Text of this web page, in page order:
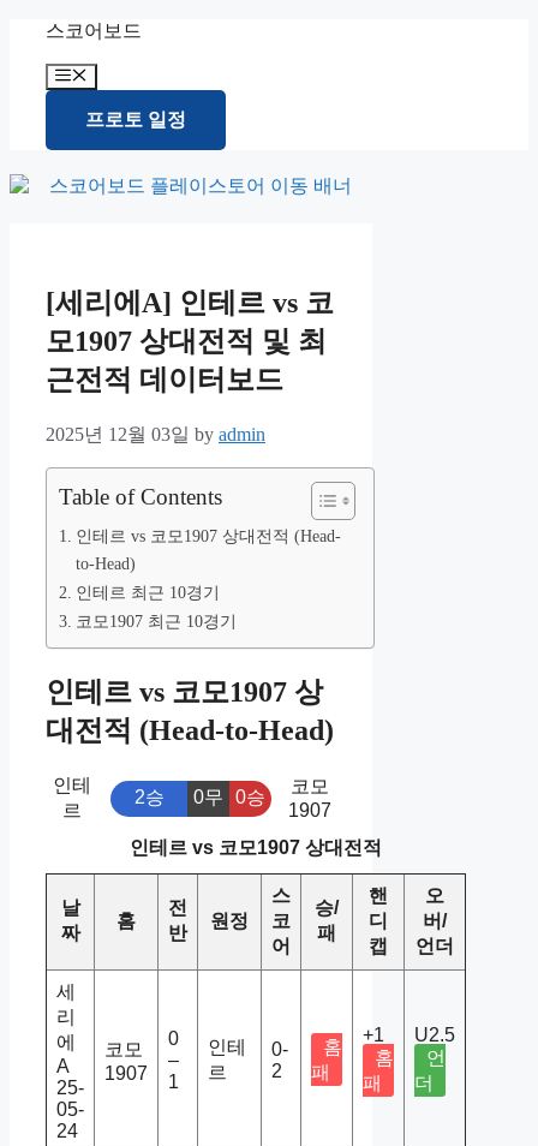
content
스코어보드
Menu
프로토 일정
[세리에A] 인테르 vs 코
모1907 상대전적 및 최
근전적 데이터보드
2025년 12월 03일 by admin
Table of Contents
인테르 vs 코모1907 상대전적 (Head-
to-Head)
인테르 최근 10경기
코모1907 최근 10경기
인테르 vs 코모1907 상
대전적 (Head-to-Head)
인테
르
2승 0무 0승
코모
1907
인테르 vs 코모1907 상대전적
날
짜
홈
전
반
원정
스
코
어
승/
패
핸
디
캡
오
버/
언더
세
리
에
A
25-
05-
24
코모
1907
0
–
1
인테
르
0-
2
홈
패
+1
홈
패
U2.5
언
더